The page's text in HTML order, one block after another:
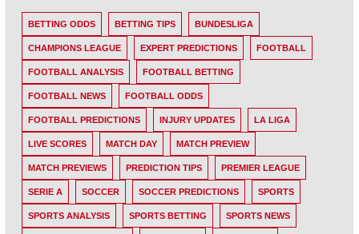
BETTING ODDS BETTING TIPS BUNDESLIGA
CHAMPIONS LEAGUE EXPERT PREDICTIONS FOOTBALL
FOOTBALL ANALYSIS FOOTBALL BETTING
FOOTBALL NEWS FOOTBALL ODDS
FOOTBALL PREDICTIONS INJURY UPDATES LA LIGA
LIVE SCORES MATCH DAY MATCH PREVIEW
MATCH PREVIEWS PREDICTION TIPS PREMIER LEAGUE
SERIE A SOCCER SOCCER PREDICTIONS SPORTS
SPORTS ANALYSIS SPORTS BETTING SPORTS NEWS